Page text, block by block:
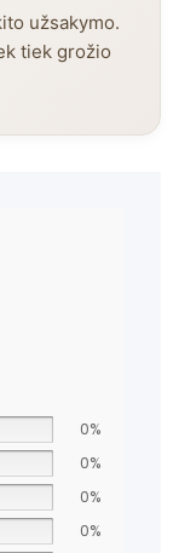
užsakymo.
tiek grožio
0%
0%
0%
0%